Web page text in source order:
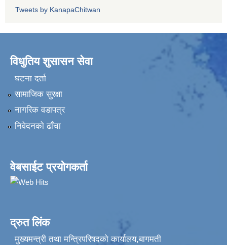
Tweets by KanapaChitwan
विधुतिय शुसासन सेवा
घटना दर्ता
सामाजिक सुरक्षा
नागरिक वडापत्र
निवेदनकाे ढाँचा
वेबसाईट प्रयोगकर्ता
द्रुत लिंक
मुख्यमन्त्री तथा मन्त्रिपरिषदको कार्यालय,बागमती